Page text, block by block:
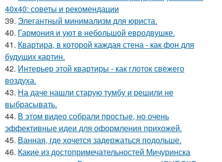
40x40: советы и рекомендации
39. Элегантный минимализм для юриста.
40. Гармония и уют в небольшой евродвушке.
41. Квартира, в которой каждая стена - как фон для
будущих картин.
42. Интерьер этой квартиры - как глоток свежего
воздуха.
43. На даче нашли старую тумбу и решили не
выбрасывать.
44. В этом видео собрали простые, но очень
эффективные идеи для оформления прихожей.
45. Ванная, где хочется задержаться подольше.
46. Какие из достопримечательностей Мичуринска